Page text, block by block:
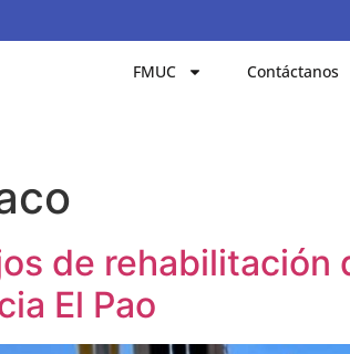
FMUC Contáctanos
de rehabilitación
El Pao